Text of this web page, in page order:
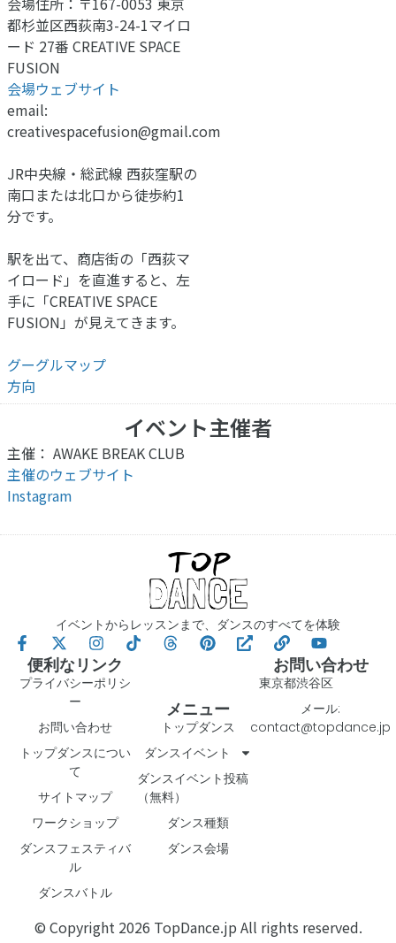
都杉並区西荻南3-24-1マイロ
ード 27番 CREATIVE SPACE
FUSION
会場ウェブサイト
email:
creativespacefusion@gmail.com
JR中央線・総武線 西荻窪駅の
南口または北口から徒歩約1
分です。
駅を出て、商店街の「西荻マ
イロード」を直進すると、左
手に「CREATIVE SPACE
FUSION」が見えてきます。
グーグルマップ
方向
イベント主催者
主催： AWAKE BREAK CLUB
主催のウェブサイト
Instagram
イベントからレッスンまで、ダンスのすべてを体験
便利なリンク
プライバシーポリシ
ー
お問い合わせ
トップダンスについ
て
サイトマップ
ワークショップ
ダンスフェスティバ
ル
ダンスバトル
メニュー
トップダンス
ダンスイベント
ダンスイベント投稿
（無料）
ダンス種類
ダンス会場
お問い合わせ
東京都渋谷区
メール:
contact@topdance.jp
© Copyright 2026 TopDance.jp All rights reserved.